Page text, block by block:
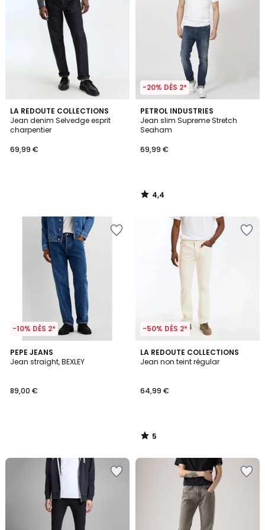
LA REDOUTE COLLECTIONS
Jean denim Selvedge esprit
charpentier
69,99 €
-20% DÈS 2*
PETROL INDUSTRIES
Jean slim Supreme Stretch
Seaham
69,99 €
4,4
/ 5
4,4
/
-10% DÈS 2*
PEPE JEANS
Jean straight, BEXLEY
89,00 €
-50% DÈS 2*
LA REDOUTE COLLECTIONS
Jean non teint régular
64,99 €
5
/
5
/